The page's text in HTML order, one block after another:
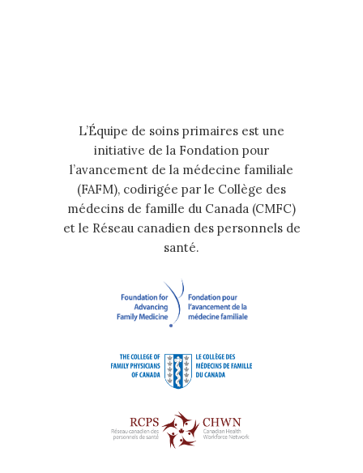
L’Équipe de soins primaires est une
initiative de la Fondation pour
l’avancement de la médecine familiale
(FAFM), codirigée par le Collège des
médecins de famille du Canada (CMFC)
et le Réseau canadien des personnels de
santé.